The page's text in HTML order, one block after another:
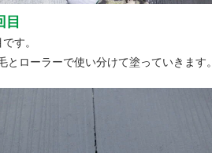
目
す。
とローラーで使い分けて塗っていきます。